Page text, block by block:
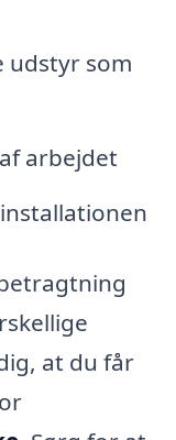
udstyr som
arbejdet
at du får